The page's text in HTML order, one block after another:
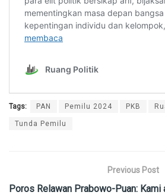
Tags: PAN Pemilu 2024 PKB
Tunda Pemilu
Previous Post
Poros Relawan Prabowo-Puan: